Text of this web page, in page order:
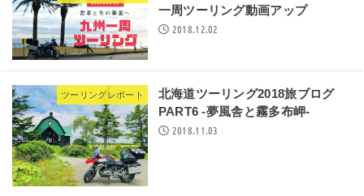
一周ツーリング動画アップ
2018.12.02
ツーリングレポート
北海道ツーリング2018旅ブログ
PART6 -夢風舎と霧多布岬-
2018.11.03